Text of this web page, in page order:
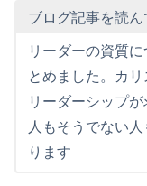
ブログ記事を読ん
リーダーの資質
とめました。カ
リーダーシップ
人もそうでない
ります